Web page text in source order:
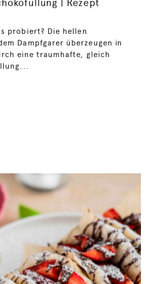
| Rezept
probiert? Die hellen
Dampfgarer überzeugen in
eine traumhafte, gleich